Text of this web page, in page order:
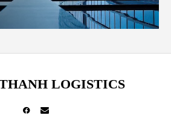
LOGISTICS